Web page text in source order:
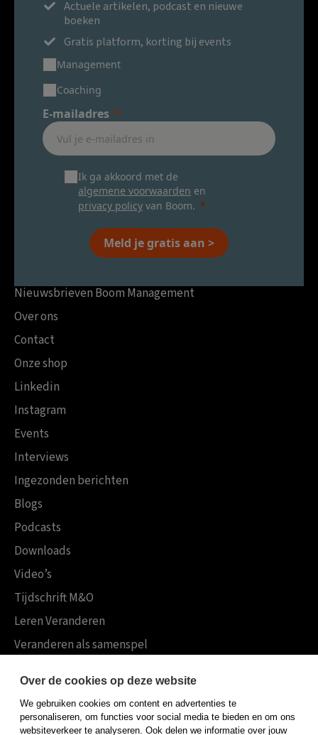
Actuele artikelen, podcast en nieuwe
boeken
Gratis platform, korting bij events
Management
Coaching
E-mailadres
Ik ga akkoord met de
algemene voorwaarden en
privacy policy van Boom.
Meld je gratis aan >
Nieuwsbrieven Boom Management
Over ons
Contact
Onze shop
Linkedin
Instagram
Events
Interviews
Ingezonden berichten
Blogs
Podcasts
Downloads
Video’s
Tijdschrift M&O
Leren Veranderen
Veranderen als samenspel
Koninklijke Boom uitgevers
Boom Psychologie
Over de cookies op deze website
We gebruiken cookies om content en advertenties te
personaliseren, om functies voor social media te bieden en om ons
websiteverkeer te analyseren. Ook delen we informatie over jouw